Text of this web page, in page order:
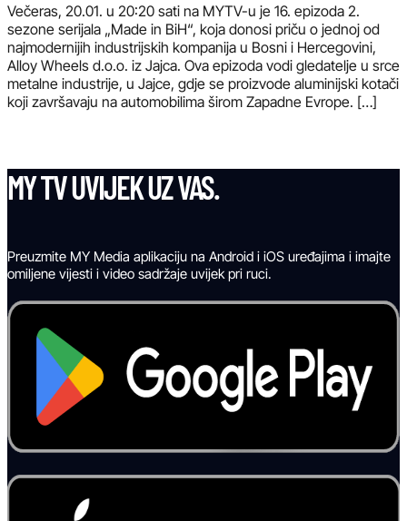
Večeras, 20.01. u 20:20 sati na MYTV-u je 16. epizoda 2.
sezone serijala „Made in BiH“, koja donosi priču o jednoj od
najmodernijih industrijskih kompanija u Bosni i Hercegovini,
Alloy Wheels d.o.o. iz Jajca. Ova epizoda vodi gledatelje u srce
metalne industrije, u Jajce, gdje se proizvode aluminijski kotači
koji završavaju na automobilima širom Zapadne Evrope. […]
MY TV UVIJEK UZ VAS.
Preuzmite MY Media aplikaciju na Android i iOS uređajima i imajte
omiljene vijesti i video sadržaje uvijek pri ruci.